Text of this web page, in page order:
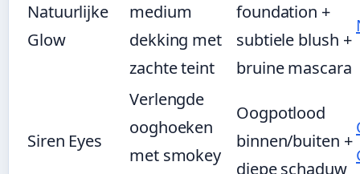
Natuurlijke
Glow
medium
dekking met
zachte teint
foundation +
subtiele blush +
bruine mascara
Siren Eyes
Verlengde
ooghoeken
met smokey
Oogpotlood
binnen/buiten +
diepe schaduw